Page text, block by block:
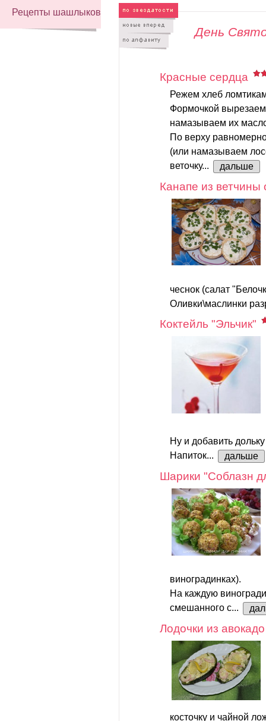
Рецепты шашлыков
День
Красные сердца
Режем хлеб
Формочкой вырезаем
намазываем их
По верху
(или намазываем
веточку...
дальше
Канапе из ветчины
чеснок (салат
Оливки\маслинки
Коктейль "Эльчик"
Ну и добавить
Напиток...
дальше
Шарики "Соблазн
виноградинках).
На каждую
смешанного с...
Лодочки из авокадо
косточку и чайной